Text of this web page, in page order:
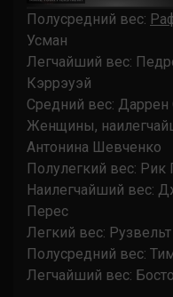
Полусредний вес:
Усман
Легчайший вес:
Кэррэуэй
Средний вес:
Женщины,
Антонина Шевченко
Полулегкий вес:
Наилегчайший вес:
Перес
Легкий вес:
Полусредний вес:
Легчайший вес: